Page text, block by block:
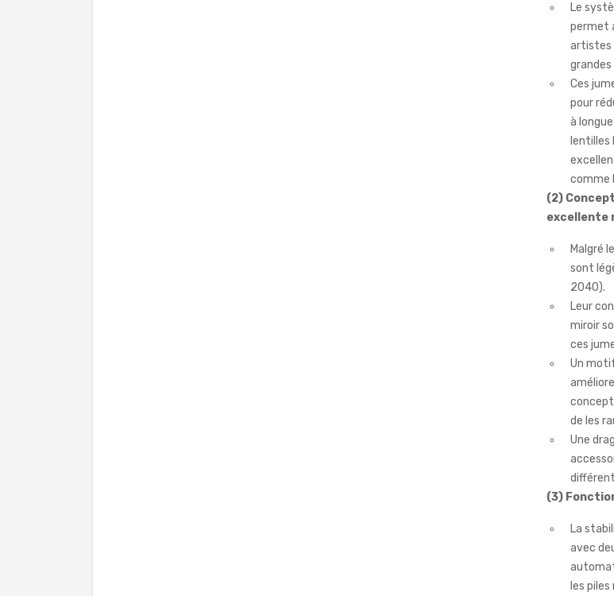
Le
permet
artistes
grandes
Ces
pour
à
lentilles
comme
(2)
excellente
Malgré
sont
2040).
Leur
miroir
ces
Un
de les
Une
(3)
La
avec
les